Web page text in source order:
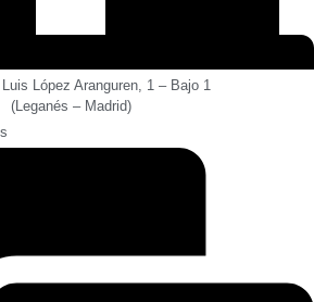
López Aranguren, 1 – Bajo 1
(Leganés – Madrid)